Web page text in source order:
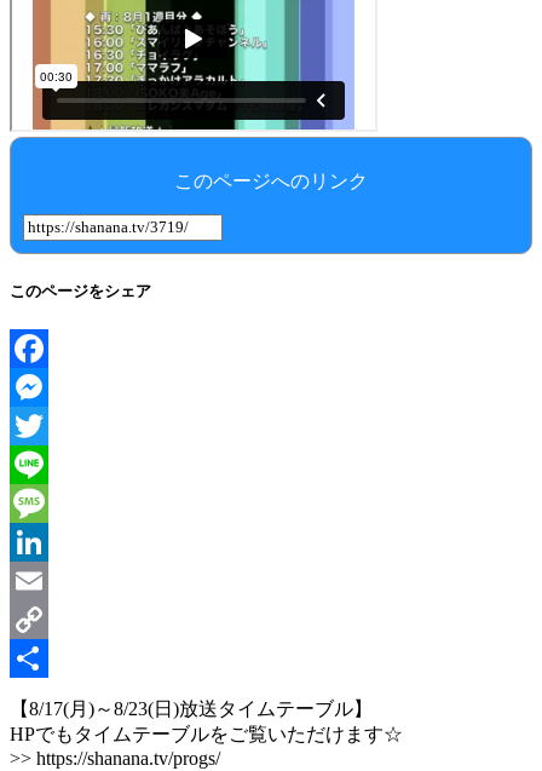
このページへのリンク
このページをシェア
Facebook
Messenger
Twitter
Line
Message
LinkedIn
Email
Copy
Link
共
有
【8/17(月)～8/23(日)放送タイムテーブル】
HPでもタイムテーブルをご覧いただけます☆
>> https://shanana.tv/progs/